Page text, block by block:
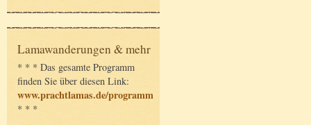
Lamawanderungen & mehr
* * * Das gesamte Programm
finden Sie über diesen Link:
www.prachtlamas.de/programm
* * *